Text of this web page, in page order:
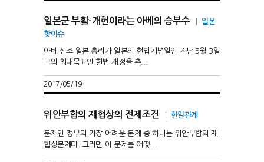
일본군 부활-개헌이라는 아베의 승부수
일본
핫이슈
아베 신조 일본 총리가 일본의 헌법기념일인 지난 5월 3일
그의 최대목표인 헌법 개정을 촉...
2017/05/19
위안부합의 재협상의 전제조건 한일관계
문재인 정부의 가장 어려운 문제 중 하나는 위안부합의 재
협상문제다. 그러면 이 문제를 어떻...